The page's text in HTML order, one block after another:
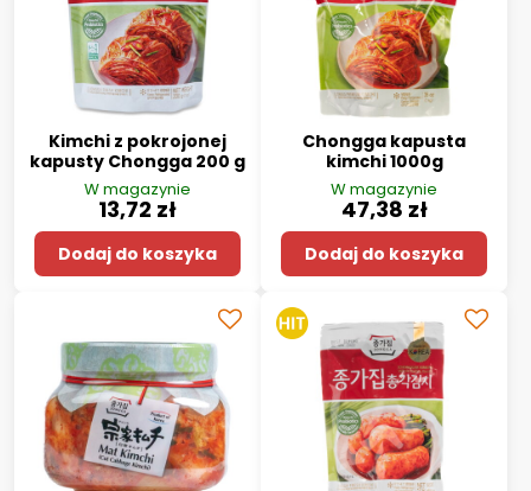
Kimchi z pokrojonej
kapusty Chongga 200 g
W magazynie
13,72 zł
Dodaj do koszyka
Chongga kapusta
kimchi 1000g
W magazynie
47,38 zł
Dodaj do koszyka